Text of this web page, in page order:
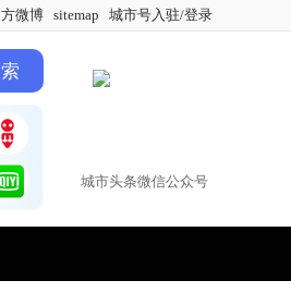
微博 sitemap 城市号入驻/登录
城市头条微信公众号